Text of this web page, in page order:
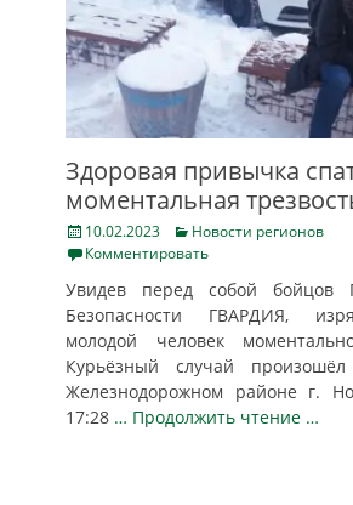
Здоровая привычка
моментальная
Posted
on
10.02.2023 Categories
Новости регионов
Комментировать
Увидев перед собой бойцов
Безопасности ГВАРДИЯ,
молодой человек
Курьёзный случай
Железнодорожном районе г.
17:28 … Продолжить чтение …